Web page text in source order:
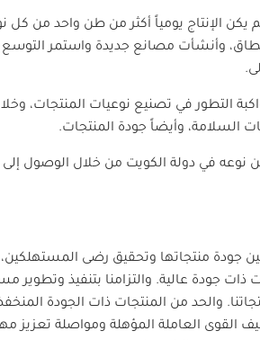
منتجاتها ومواكبة التطور في تصنيع نوعيات
السلامة، وأيضاً جودة المنتجات.
في عام 2007، والذي يعتبر الأول من نوعه في دولة الكويت من
منتجاتها وتحقيق رضى المستهلكين،
ذات جودة عالية. والتزامنا بتنفيذ
والحد من المنتجات ذات الجودة
العاملة المؤهلة ومواصلة تعزيز